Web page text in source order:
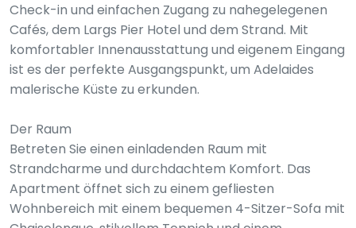
Check-in und einfachen Zugang zu nahegelegenen
Cafés, dem Largs Pier Hotel und dem Strand. Mit
komfortabler Innenausstattung und eigenem Eingang
ist es der perfekte Ausgangspunkt, um Adelaides
malerische Küste zu erkunden.
Der Raum
Betreten Sie einen einladenden Raum mit
Strandcharme und durchdachtem Komfort. Das
Apartment öffnet sich zu einem gefliesten
Wohnbereich mit einem bequemen 4-Sitzer-Sofa mit